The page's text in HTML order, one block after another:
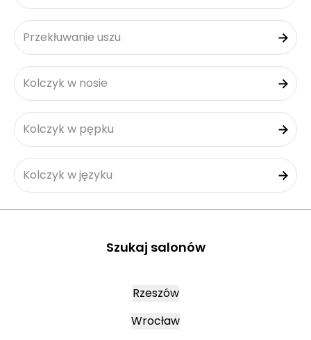
Przekłuwanie uszu
Kolczyk w nosie
Kolczyk w pępku
Kolczyk w języku
Szukaj salonów
Rzeszów
Wrocław